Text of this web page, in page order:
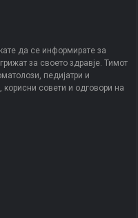
да се информирате за
за своето здравје. Тимот
педијатри и
корисни совети и одговори на